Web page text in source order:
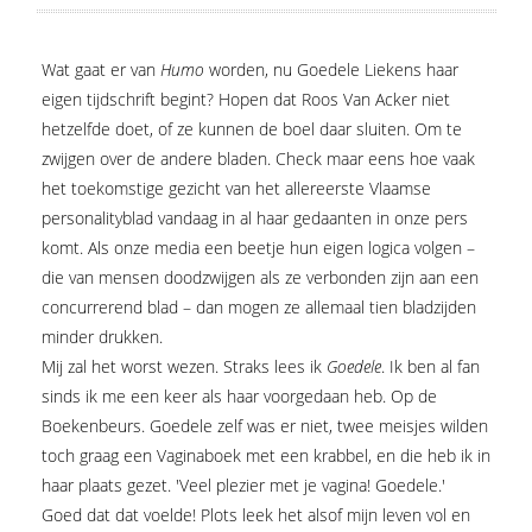
Wat gaat er van Humo worden, nu Goedele Liekens haar
eigen tijdschrift begint? Hopen dat Roos Van Acker niet
hetzelfde doet, of ze kunnen de boel daar sluiten. Om te
zwijgen over de andere bladen. Check maar eens hoe vaak
het toekomstige gezicht van het allereerste Vlaamse
personalityblad vandaag in al haar gedaanten in onze pers
komt. Als onze media een beetje hun eigen logica volgen –
die van mensen doodzwijgen als ze verbonden zijn aan een
concurrerend blad – dan mogen ze allemaal tien bladzijden
minder drukken.
Mij zal het worst wezen. Straks lees ik Goedele. Ik ben al fan
sinds ik me een keer als haar voorgedaan heb. Op de
Boekenbeurs. Goedele zelf was er niet, twee meisjes wilden
toch graag een Vaginaboek met een krabbel, en die heb ik in
haar plaats gezet. 'Veel plezier met je vagina! Goedele.'
Goed dat dat voelde! Plots leek het alsof mijn leven vol en